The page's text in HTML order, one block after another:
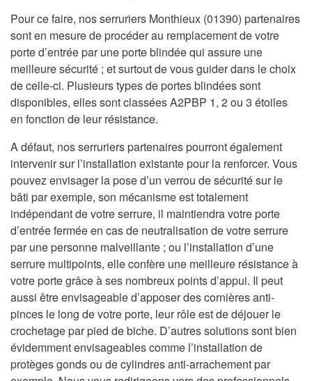
Pour ce faire, nos serruriers Monthieux (01390) partenaires
sont en mesure de procéder au remplacement de votre
porte d’entrée par une porte blindée qui assure une
meilleure sécurité ; et surtout de vous guider dans le choix
de celle-ci. Plusieurs types de portes blindées sont
disponibles, elles sont classées A2PBP 1, 2 ou 3 étoiles
en fonction de leur résistance.
A défaut, nos serruriers partenaires pourront également
intervenir sur l’installation existante pour la renforcer. Vous
pouvez envisager la pose d’un verrou de sécurité sur le
bâti par exemple, son mécanisme est totalement
indépendant de votre serrure, il maintiendra votre porte
d’entrée fermée en cas de neutralisation de votre serrure
par une personne malveillante ; ou l’installation d’une
serrure multipoints, elle confère une meilleure résistance à
votre porte grâce à ses nombreux points d’appui. Il peut
aussi être envisageable d’apposer des cornières anti-
pinces le long de votre porte, leur rôle est de déjouer le
crochetage par pied de biche. D’autres solutions sont bien
évidemment envisageables comme l’installation de
protèges gonds ou de cylindres anti-arrachement par